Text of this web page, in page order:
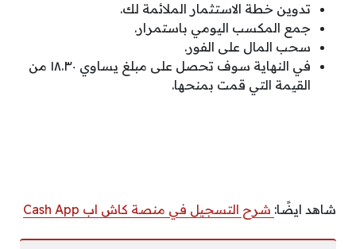
تدوين خطة الاستثمار الملائمة لك.
جمع المكسب اليومي باستمرار.
سحب المال على الفور.
في النهاية سوف تحصل على مبلغ يساوي ١٨.٣٠ من
القيمة التي قمت بمنحها.
شاهد ايضًا: شرح التسجيل في منصة كاش اب Cash App